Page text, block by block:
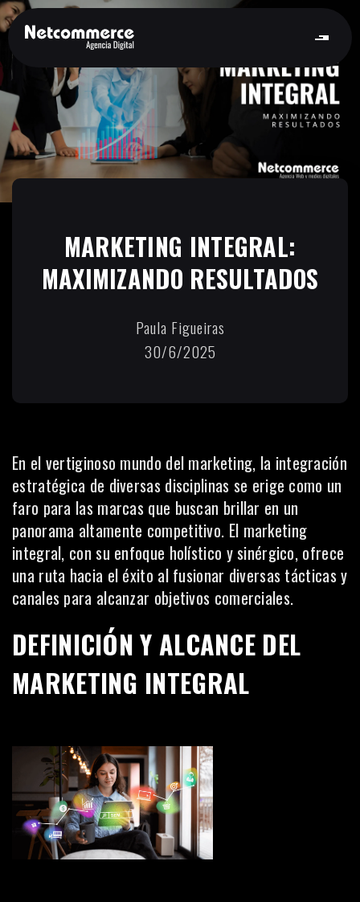
MARKETING INTEGRAL:
MAXIMIZANDO RESULTADOS
Paula Figueiras
30/6/2025
En el vertiginoso mundo del marketing, la integración
estratégica de diversas disciplinas se erige como un
faro para las marcas que buscan brillar en un
panorama altamente competitivo. El marketing
integral, con su enfoque holístico y sinérgico, ofrece
una ruta hacia el éxito al fusionar diversas tácticas y
canales para alcanzar objetivos comerciales.
DEFINICIÓN Y ALCANCE DEL
MARKETING INTEGRAL